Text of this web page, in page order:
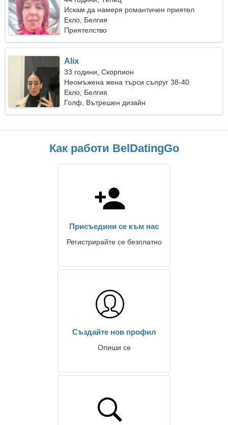
Искам да намеря романтичен приятел
Екло, Белгия
Приятелство
Alix
33 години, Скорпион
Неомъжена жена търси съпруг 38-40
Екло, Белгия
Голф, Вътрешен дизайн
Как работи BelDatingGo
Присъедини се към нас
Регистрирайте се безплатно
Създайте нов профил
Опиши се